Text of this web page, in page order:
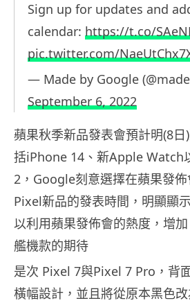
Sign up for updates and
calendar: https://t.co/
pic.twitter.com/
— Made by Google
September 6, 2022
蘋果秋季新品發表會預計明(8
括iPhone 14、新Apple Watch
2，Google刻意選擇在蘋果發
Pixel新品的發表時間，明顯顯
以利用蘋果發佈會的熱度，增
艦機款的期待
是次 Pixel 7與Pixel 7 Pro，背
橫幅設計，並且將從原本黑色